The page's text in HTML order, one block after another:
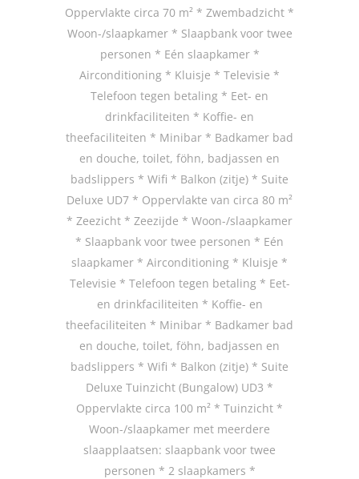
Oppervlakte circa 70 m² * Zwembadzicht *
Woon-/slaapkamer * Slaapbank voor twee
personen * Eén slaapkamer *
Airconditioning * Kluisje * Televisie *
Telefoon tegen betaling * Eet- en
drinkfaciliteiten * Koffie- en
theefaciliteiten * Minibar * Badkamer bad
en douche, toilet, föhn, badjassen en
badslippers * Wifi * Balkon (zitje) * Suite
Deluxe UD7 * Oppervlakte van circa 80 m²
* Zeezicht * Zeezijde * Woon-/slaapkamer
* Slaapbank voor twee personen * Eén
slaapkamer * Airconditioning * Kluisje *
Televisie * Telefoon tegen betaling * Eet-
en drinkfaciliteiten * Koffie- en
theefaciliteiten * Minibar * Badkamer bad
en douche, toilet, föhn, badjassen en
badslippers * Wifi * Balkon (zitje) * Suite
Deluxe Tuinzicht (Bungalow) UD3 *
Oppervlakte circa 100 m² * Tuinzicht *
Woon-/slaapkamer met meerdere
slaapplaatsen: slaapbank voor twee
personen * 2 slaapkamers *